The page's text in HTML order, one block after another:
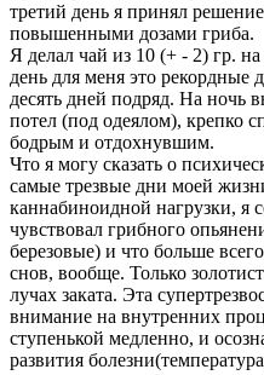
третий день я принял
повышенными дозами гриба.
Я делал чай из 10 (+ - 2) гр.
день для меня это рекордные
десять дней подряд. На ночь
потел (под одеялом), крепко
бодрым и отдохнувшим.
Что я могу сказать о
самые трезвые дни моей
каннабиноидной нагрузки, я
чувствовал грибного
березовые) и что больше
снов, вообще. Только
лучах заката. Эта
внимание на внутренних
ступенькой медленно, и
развития